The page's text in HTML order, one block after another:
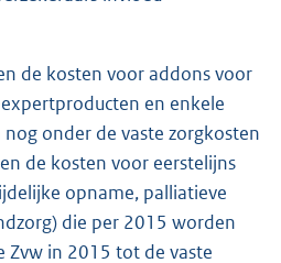
de kosten voor addons voor
en enkele
onder de vaste zorgkosten
de kosten voor eerstelijns
opname, palliatieve
die per 2015 worden
Zvw in 2015 tot de vaste